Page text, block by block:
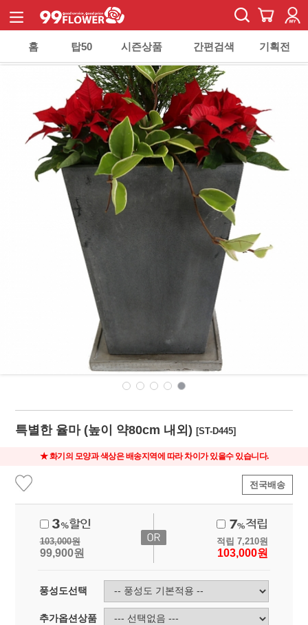
홈 탑50 시즌상품 간편검색 기획전
특별한 율마 (높이 약80cm 내외)[ST-D445]
★ 화기의 모양과 색상은 배송지역에 따라 차이가 있을수 있습니다.
전국배송
103,000원
99,900원
적립 7,210원
103,000원
풍성도선택
추가옵션상품